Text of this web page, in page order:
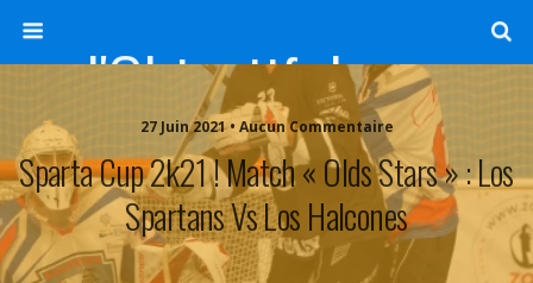
l'Objectif de Clairette
27 Juin 2021 • Aucun Commentaire
Sparta Cup 2k21 ! Match « Olds Stars » : Los
Spartans Vs Los Halcones